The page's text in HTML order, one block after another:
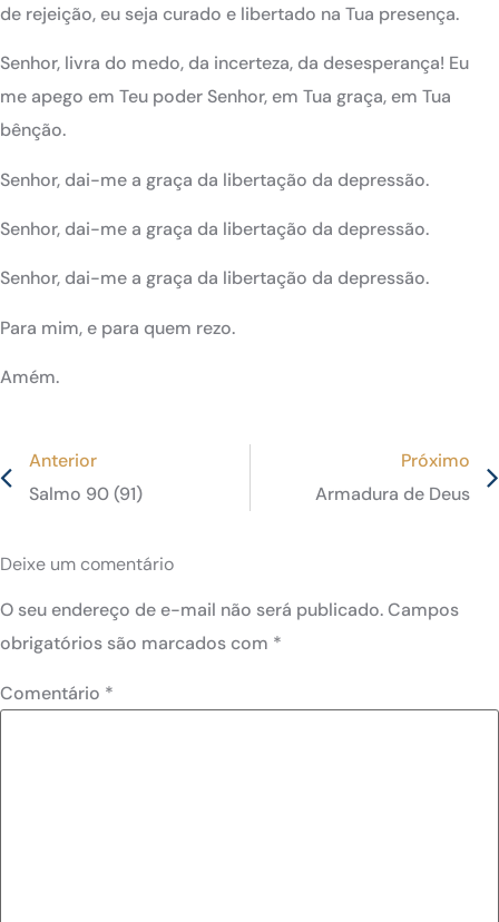
de rejeição, eu seja curado e libertado na Tua presença.
Senhor, livra do medo, da incerteza, da desesperança! Eu
me apego em Teu poder Senhor, em Tua graça, em Tua
bênção.
Senhor, dai-me a graça da libertação da depressão.
Senhor, dai-me a graça da libertação da depressão.
Senhor, dai-me a graça da libertação da depressão.
Para mim, e para quem rezo.
Amém.
Anterior
Salmo 90 (91)
Próximo
Armadura de Deus
Deixe um comentário
O seu endereço de e-mail não será publicado.Campos
obrigatórios são marcados com *
Comentário *